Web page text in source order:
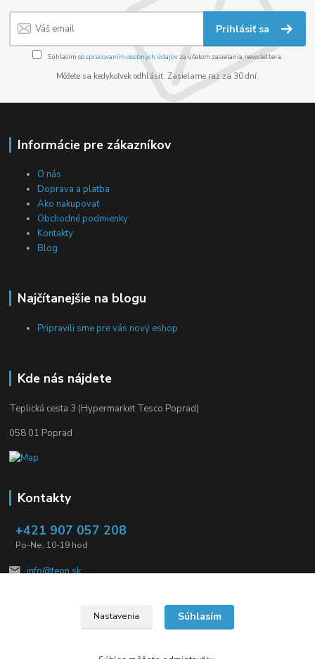
Prihlásiť sa
Súhlasím sospracovaním osobných údajov za účelom zasielania newslettera.
Môžete sa kedykoľvek odhlásiť. Zasielame raz za 30 dní.
Informácie pre zákazníkov
O nás
Doprava a platba
Ako nakupovať
Obchodné podmienky
Kontakty
Blog
Najčítanejšie na blogu
Pripravili sme pre vás nový eshop
Kde nás nájdete
Teplická cesta 3 (Hypermarket Tesco Poprad)
058 01 Poprad
Kontakty
+421 907 057 208
Po-Ne, 10-19 hod
info@teon.sk
Nastavenia Súhlasím